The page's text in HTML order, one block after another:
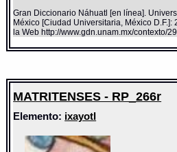
Gran Diccionario Náhuatl [en línea].
México [Ciudad Universitaria, México
la Web http://www.gdn.unam.mx/contexto/
MATRITENSES - RP_266r
Elemento: ixayotl